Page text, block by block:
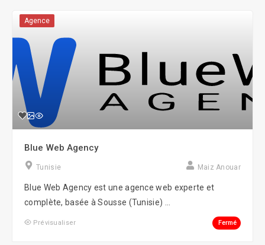
Agence
Blue Web Agency
Tunisie Maiz Anouar
Blue Web Agency est une agence web experte et
complète, basée à Sousse (Tunisie) ...
Prévisualiser Fermé